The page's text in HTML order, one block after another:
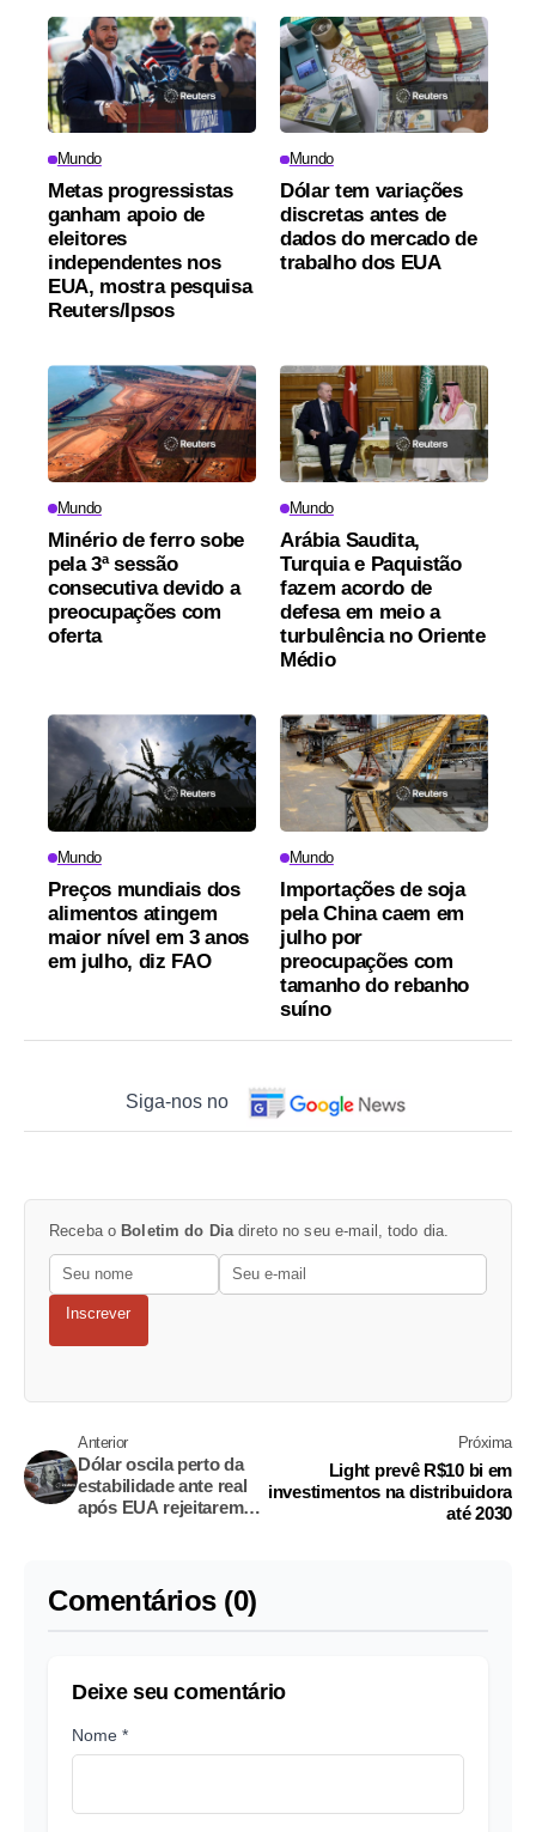
Mundo
Metas progressistas
ganham apoio de
eleitores
independentes nos
EUA, mostra pesquisa
Reuters/Ipsos
Mundo
Dólar tem variações
discretas antes de
dados do mercado de
trabalho dos EUA
Mundo
Minério de ferro sobe
pela 3ª sessão
consecutiva devido a
preocupações com
oferta
Mundo
Arábia Saudita,
Turquia e Paquistão
fazem acordo de
defesa em meio a
turbulência no Oriente
Médio
Mundo
Preços mundiais dos
alimentos atingem
maior nível em 3 anos
em julho, diz FAO
Mundo
Importações de soja
pela China caem em
julho por
preocupações com
tamanho do rebanho
suíno
Siga-nos no
Receba o Boletim do Diadireto no seu e-mail, todo dia.
Inscrever
Anterior
Dólar oscila perto da
estabilidade ante real
após EUA rejeitarem
Próxima
Light prevê R$10 bi em
investimentos na distribuidora
até 2030
Comentários (0)
Deixe seu comentário
Nome *